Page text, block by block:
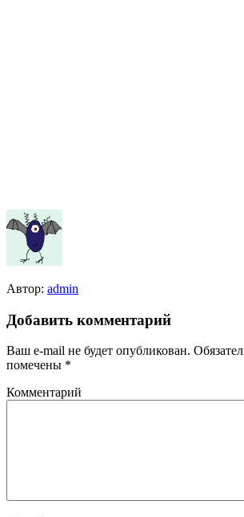
Автор: admin
Добавить комментарий
Ваш e-mail не будет опубликован.
помечены *
Комментарий